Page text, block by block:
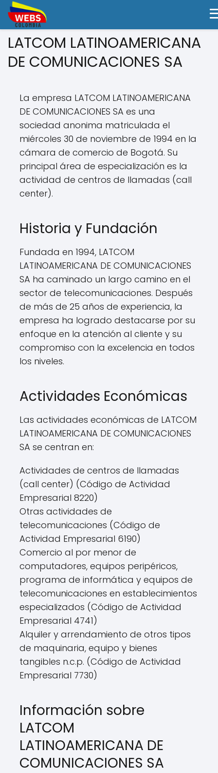
LATCOM LATINOAMERICANA
DE COMUNICACIONES SA
La empresa LATCOM LATINOAMERICANA
DE COMUNICACIONES SA es una
sociedad anonima matriculada el
miércoles 30 de noviembre de 1994 en la
cámara de comercio de Bogotá. Su
principal área de especialización es la
actividad de centros de llamadas (call
center).
Historia y Fundación
Fundada en 1994, LATCOM
LATINOAMERICANA DE COMUNICACIONES
SA ha caminado un largo camino en el
sector de telecomunicaciones. Después
de más de 25 años de experiencia, la
empresa ha logrado destacarse por su
enfoque en la atención al cliente y su
compromiso con la excelencia en todos
los niveles.
Actividades Económicas
Las actividades económicas de LATCOM
LATINOAMERICANA DE COMUNICACIONES
SA se centran en:
Actividades de centros de llamadas
(call center) (Código de Actividad
Empresarial 8220)
Otras actividades de
telecomunicaciones (Código de
Actividad Empresarial 6190)
Comercio al por menor de
computadores, equipos peripéricos,
programa de informática y equipos de
telecomunicaciones en establecimientos
especializados (Código de Actividad
Empresarial 4741)
Alquiler y arrendamiento de otros tipos
de maquinaria, equipo y bienes
tangibles n.c.p. (Código de Actividad
Empresarial 7730)
Información sobre
LATCOM
LATINOAMERICANA DE
COMUNICACIONES SA